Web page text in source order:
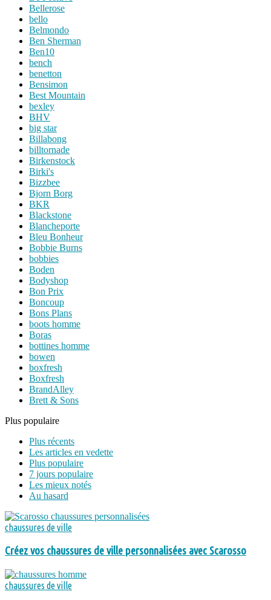
Bellerose
bello
Belmondo
Ben Sherman
Ben10
bench
benetton
Bensimon
Best Mountain
bexley
BHV
big star
Billabong
billtornade
Birkenstock
Birki's
Bizzbee
Bjorn Borg
BKR
Blackstone
Blancheporte
Bleu Bonheur
Bobbie Burns
bobbies
Boden
Bodyshop
Bon Prix
Boncoup
Bons Plans
boots homme
Boras
bottines homme
bowen
boxfresh
Boxfresh
BrandAlley
Brett & Sons
Plus populaire
Plus récents
Les articles en vedette
Plus populaire
7 jours populaire
Les mieux notés
Au hasard
chaussures de ville
Créez vos chaussures de ville personnalisées avec Scarosso
chaussures de ville